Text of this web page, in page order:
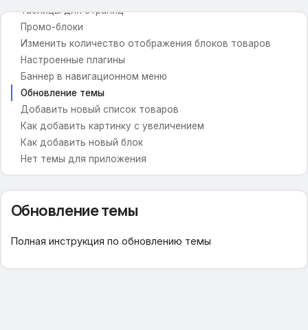
Таблицы для страниц
Промо-блоки
Изменить количество отображения блоков товаров
Настроенные плагины
Баннер в навигационном меню
Обновление темы
Добавить новый список товаров
Как добавить картинку с увеличением
Как добавить новый блок
Нет темы для приложения
Убрать меню на страницах
Общие настройки
Обновление темы
Полная инструкция по обновлению темы